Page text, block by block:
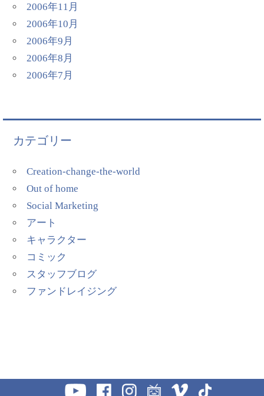
2006年11月
2006年10月
2006年9月
2006年8月
2006年7月
カテゴリー
Creation-change-the-world
Out of home
Social Marketing
アート
キャラクター
コミック
スタッフブログ
ファンドレイジング